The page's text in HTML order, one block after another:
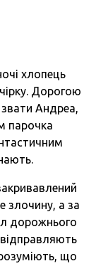
хлопець
Дорогою
звати Андреа,
парочка
злочину, а за
дорожнього
що